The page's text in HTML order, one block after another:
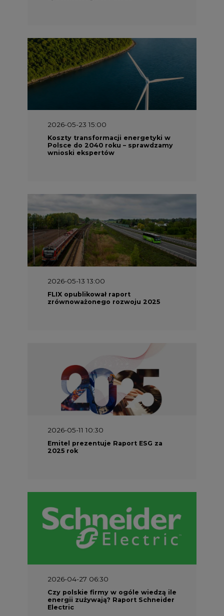
2026-05-23 15:00
Koszty transformacji energetyki w
Polsce do 2040 roku – sprawdzamy
wnioski ekspertów
2026-05-13 13:00
FLIX opublikował raport
zrównoważonego rozwoju 2025
2026-05-11 10:30
Emitel prezentuje Raport ESG za
2025 rok
2026-04-27 06:30
Czy polskie firmy w ogóle wiedzą ile
energii zużywają? Raport Schneider
Electric